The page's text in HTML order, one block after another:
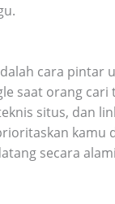
cara pintar
saat orang cari
situs, dan
secara